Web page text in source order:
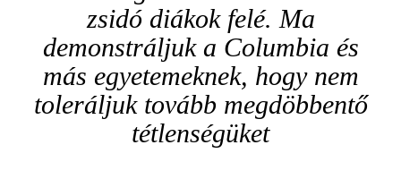
zsidó diákok felé. Ma
demonstráljuk a Columbia és
más egyetemeknek, hogy nem
toleráljuk tovább megdöbbentő
tétlenségüket